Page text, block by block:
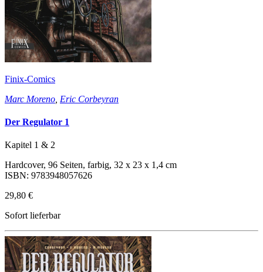
Finix-Comics
Marc Moreno Eric Corbeyran
Der Regulator 1
Kapitel 1 & 2
Hardcover, 96 Seiten, farbig, 32 x 23 x 1,4 cm
ISBN: 9783948057626
29,80 €
Sofort lieferbar